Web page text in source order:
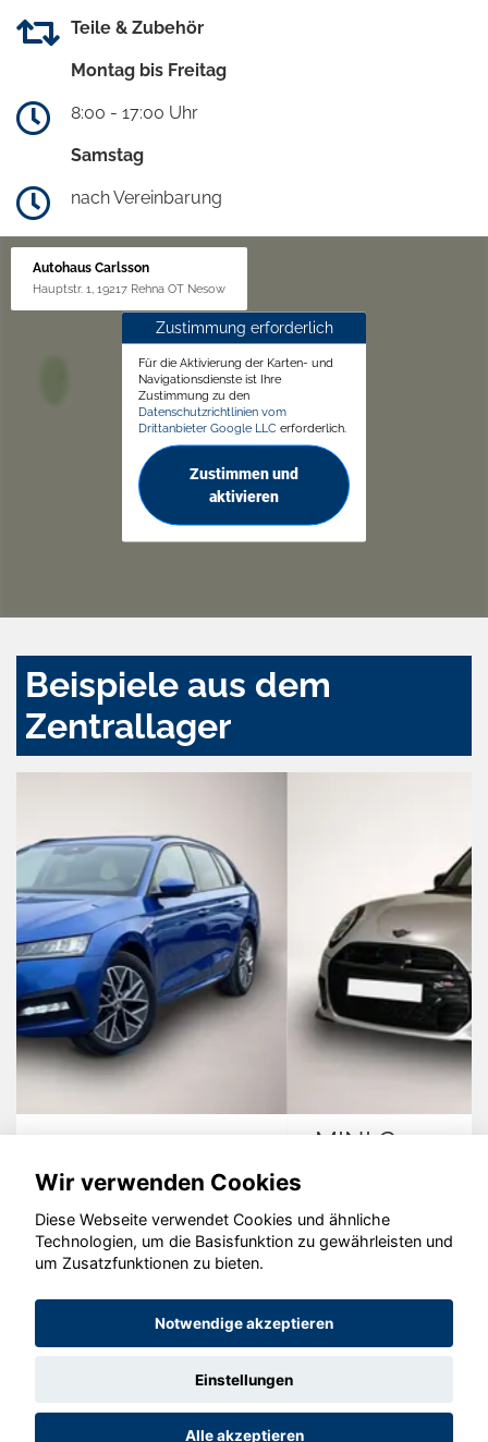
Teile & Zubehör
Montag bis Freitag
8:00 - 17:00 Uhr
Samstag
nach Vereinbarung
Autohaus Carlsson
Hauptstr. 1, 19217 Rehna OT Nesow
Zustimmung erforderlich
Für die Aktivierung der Karten- und
Navigationsdienste ist Ihre
Zustimmung zu den
Datenschutzrichtlinien vom
Drittanbieter Google LLC erforderlich.
Zustimmen und
aktivieren
Beispiele aus dem
Zentrallager
© konjunkturmotor.de GmbH 2020 - 2026
Wir verwenden Cookies
Diese Webseite verwendet Cookies und ähnliche
Technologien, um die Basisfunktion zu gewährleisten und
um Zusatzfunktionen zu bieten.
Notwendige akzeptieren
Einstellungen
Alle akzeptieren